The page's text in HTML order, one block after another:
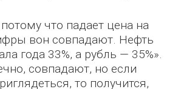
что падает цена на
вон совпадают. Нефть
года 33%, а рубль — 35%».
совпадают, но если
то получится,